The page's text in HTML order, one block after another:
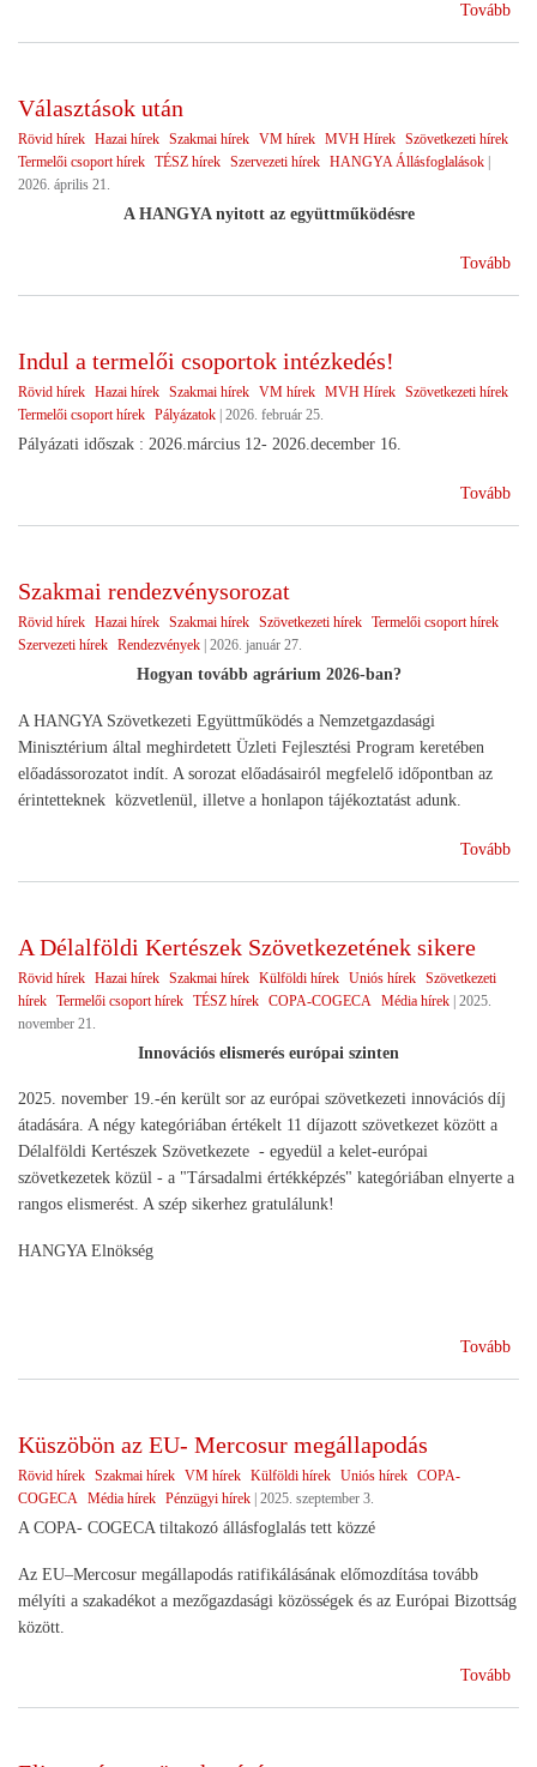
Tovább
Választások után
Rövid hírek Hazai hírek Szakmai hírek VM hírek MVH Hírek Szövetkezeti hírek
Termelői csoport hírek TÉSZ hírek Szervezeti hírek HANGYA Állásfoglalások
2026. április 21.
A HANGYA nyitott az együttműködésre
Tovább
Indul a termelői csoportok intézkedés!
Rövid hírek Hazai hírek Szakmai hírek VM hírek MVH Hírek Szövetkezeti hírek
Termelői csoport hírek Pályázatok 2026. február 25.
Pályázati időszak : 2026.március 12- 2026.december 16.
Tovább
Szakmai rendezvénysorozat
Rövid hírek Hazai hírek Szakmai hírek Szövetkezeti hírek Termelői csoport hírek
Szervezeti hírek Rendezvények 2026. január 27.
Hogyan tovább agrárium 2026-ban?
A HANGYA Szövetkezeti Együttműködés a Nemzetgazdasági
Minisztérium által meghirdetett Üzleti Fejlesztési Program keretében
előadássorozatot indít. A sorozat előadásairól megfelelő időpontban az
érintetteknek közvetlenül, illetve a honlapon tájékoztatást adunk.
Tovább
A Délalföldi Kertészek Szövetkezetének sikere
Rövid hírek Hazai hírek Szakmai hírek Külföldi hírek Uniós hírek Szövetkezeti
hírek Termelői csoport hírek TÉSZ hírek COPA-COGECA Média hírek | 2025.
november 21.
Innovációs elismerés európai szinten
2025. november 19.-én került sor az európai szövetkezeti innovációs díj
átadására. A négy kategóriában értékelt 11 díjazott szövetkezet között a
Délalföldi Kertészek Szövetkezete - egyedül a kelet-európai
szövetkezetek közül - a "Társadalmi értékképzés" kategóriában elnyerte a
rangos elismerést. A szép sikerhez gratulálunk!
HANGYA Elnökség
Tovább
Küszöbön az EU- Mercosur megállapodás
Rövid hírek Szakmai hírek VM hírek Külföldi hírek Uniós hírek COPA-
COGECA
Média hírek Pénzügyi hírek | 2025. szeptember 3.
A COPA- COGECA tiltakozó állásfoglalás tett közzé
Az EU–Mercosur megállapodás ratifikálásának előmozdítása tovább
mélyíti a szakadékot a mezőgazdasági közösségek és az Európai Bizottság
között.
Tovább